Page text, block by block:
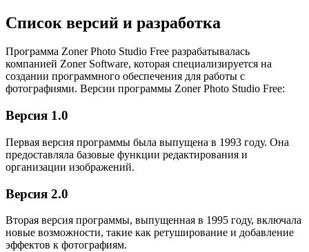
Список версий и разработка
Программа Zoner Photo Studio Free разрабатывалась
компанией Zoner Software, которая специализируется на
создании программного обеспечения для работы с
фотографиями. Версии программы Zoner Photo Studio Free:
Версия 1.0
Первая версия программы была выпущена в 1993 году. Она
предоставляла базовые функции редактирования и
организации изображений.
Версия 2.0
Вторая версия программы, выпущенная в 1995 году, включала
новые возможности, такие как ретуширование и добавление
эффектов к фотографиям.